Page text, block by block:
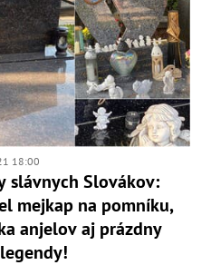
18:00
slávnych Slovákov:
mejkap na pomníku,
anjelov aj prázdny